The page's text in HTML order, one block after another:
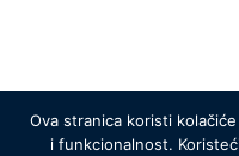
Ova stranica koristi
i funkcionalnost.